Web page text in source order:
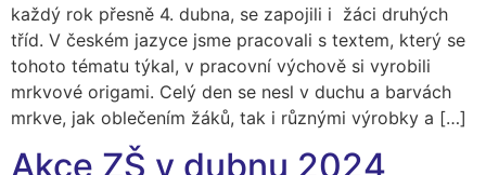
každý rok přesně 4. dubna, se zapojili i žáci druhých
tříd. V českém jazyce jsme pracovali s textem, který se
tohoto tématu týkal, v pracovní výchově si vyrobili
mrkvové origami. Celý den se nesl v duchu a barvách
mrkve, jak oblečením žáků, tak i různými výrobky a […]
Akce ZŠ v dubnu 2024